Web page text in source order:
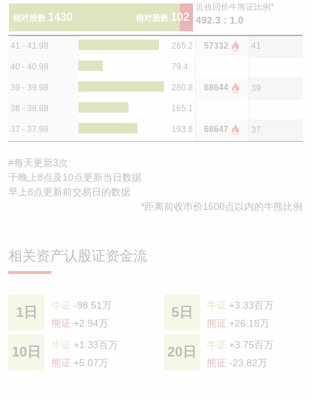
相对股数 1430 相对股数 102
近收回价牛熊证比例*
492.3 : 1.0
41 - 41.98 265.2 57332 41
40 - 40.98 79.4
39 - 39.98 280.8 68644 39
38 - 38.98 165.1
37 - 37.98 193.8 68647 37
#每天更新3次:
于晚上8点及10点更新当日数据
早上8点更新前交易日的数据
*距离前收巿价1500点以内的牛熊比例
相关资产认股证资金流
1日 牛证 -98.51万
熊证 +2.94万
5日 牛证 +3.33百万
熊证 +26.18万
10日 牛证 +1.33百万
熊证 +5.07万
20日 牛证 +3.75百万
熊证 -23.82万